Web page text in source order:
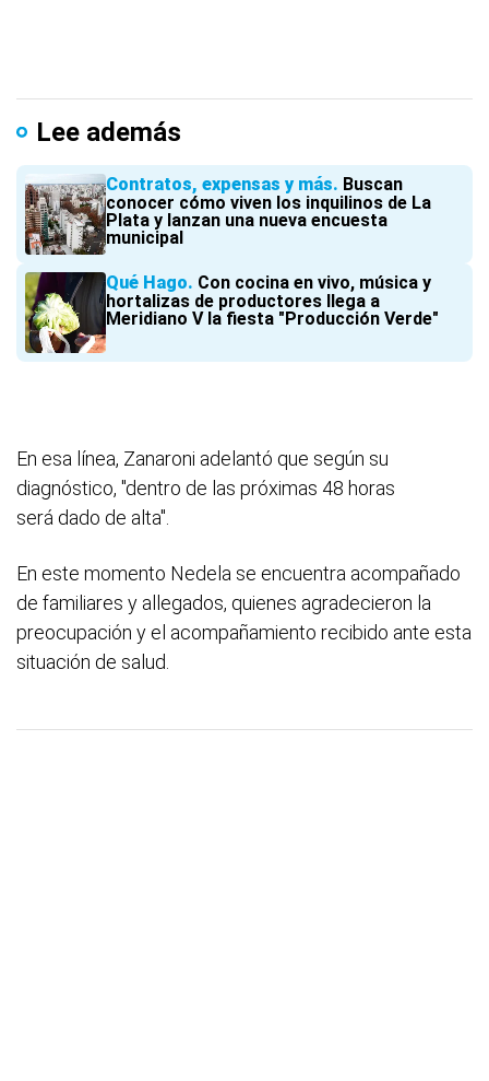
Lee además
Contratos, expensas y más Buscan
conocer cómo viven los inquilinos de La
Plata y lanzan una nueva encuesta
municipal
Qué Hago Con cocina en vivo, música y
hortalizas de productores llega a
Meridiano V la fiesta "Producción Verde"
En esa línea, Zanaroni adelantó que según su
diagnóstico, "dentro de las próximas 48 horas
será dado de alta".
En este momento Nedela se encuentra acompañado
de familiares y allegados, quienes agradecieron la
preocupación y el acompañamiento recibido ante esta
situación de salud.